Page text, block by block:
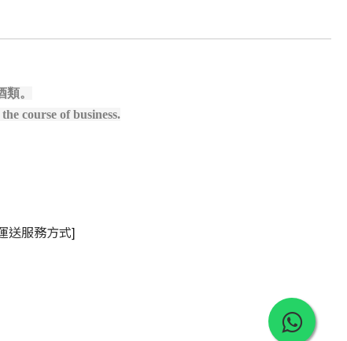
。
course of business.
送服務方式]